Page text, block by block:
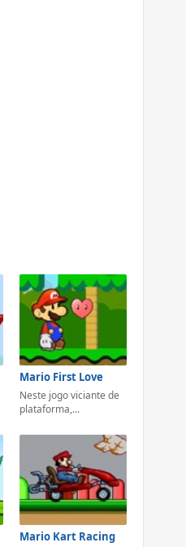
Mario First Love
Neste jogo viciante de
plataforma,...
Mario Kart Racing